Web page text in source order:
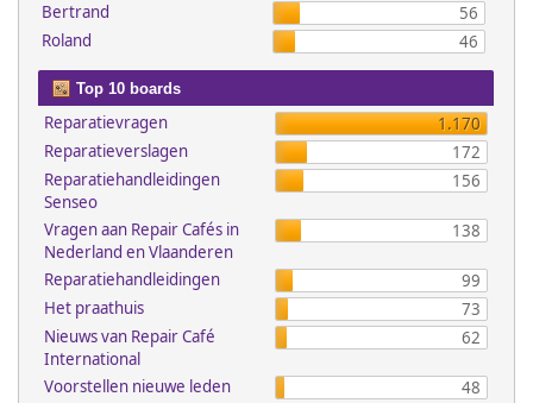
Bertrand
56
Roland
46
Top 10 boards
Reparatievragen
1.170
Reparatieverslagen
172
Reparatiehandleidingen
Senseo
156
Vragen aan Repair Cafés in
Nederland en Vlaanderen
138
Reparatiehandleidingen
99
Het praathuis
73
Nieuws van Repair Café
International
62
Voorstellen nieuwe leden
48